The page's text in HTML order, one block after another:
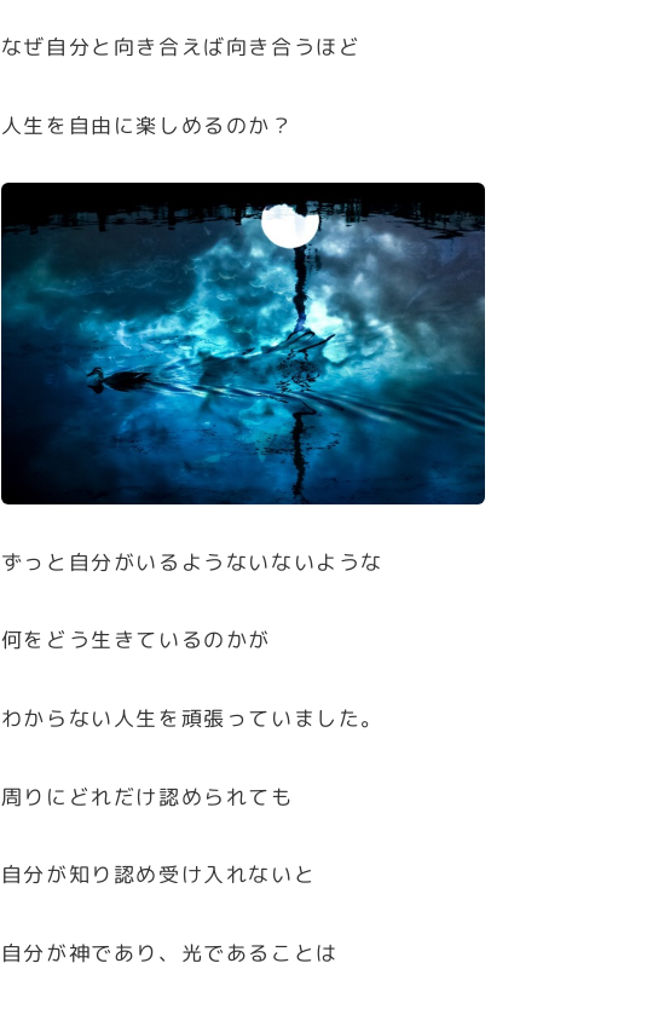
なぜ自分と向き合えば向き合うほど
人生を自由に楽しめるのか？
ずっと自分がいるようないないような
何をどう生きているのかが
わからない人生を頑張っていました。
周りにどれだけ認められても
自分が知り認め受け入れないと
自分が神であり、光であることは